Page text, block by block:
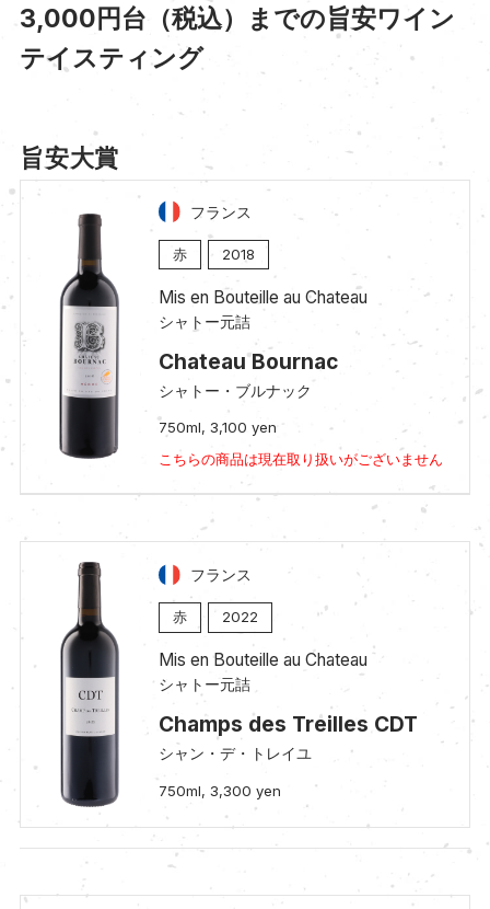
3,000円台（税込）までの旨安ワイン
テイスティング
旨安大賞
フランス
赤 2018
Mis en Bouteille au Chateau
シャトー元詰
Chateau Bournac
シャトー・ブルナック
750ml, 3,100 yen
こちらの商品は現在取り扱いがございません
フランス
赤 2022
Mis en Bouteille au Chateau
シャトー元詰
Champs des Treilles CDT
シャン・デ・トレイユ
750ml, 3,300 yen